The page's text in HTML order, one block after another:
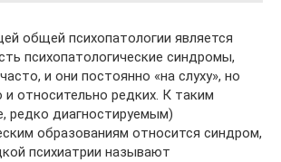
общей психопатологии является
психопатологические синдромы,
и они постоянно «на слуху», но
и относительно редких. К таким
редко диагностируемым)
образованиям относится синдром,
психиатрии называют